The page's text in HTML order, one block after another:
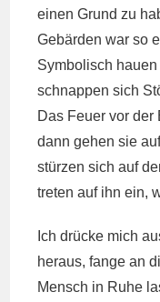
einen Grund zu
Gebärden war so
Symbolisch
schnappen sich
Das Feuer vor der
dann gehen sie
stürzen sich auf
treten auf ihn ein,
Ich drücke mich
heraus, fange an
Mensch in Ruhe